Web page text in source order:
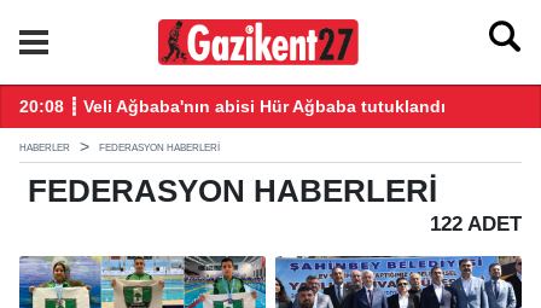
yaptı
20:08 ┋ Veli Ağbaba'nın abisi Hür Ağbaba tutuklandı
HABERLER FEDERASYON HABERLERI
FEDERASYON HABERLERI
122 ADET